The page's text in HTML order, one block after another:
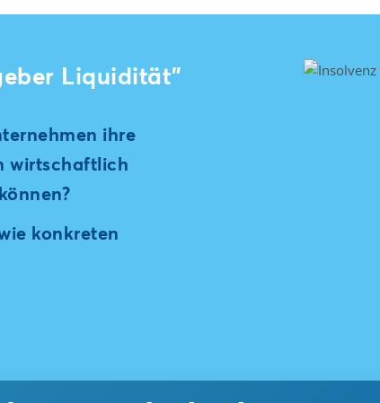
Liquidität"
ihre
wirtschaftlich
konkreten